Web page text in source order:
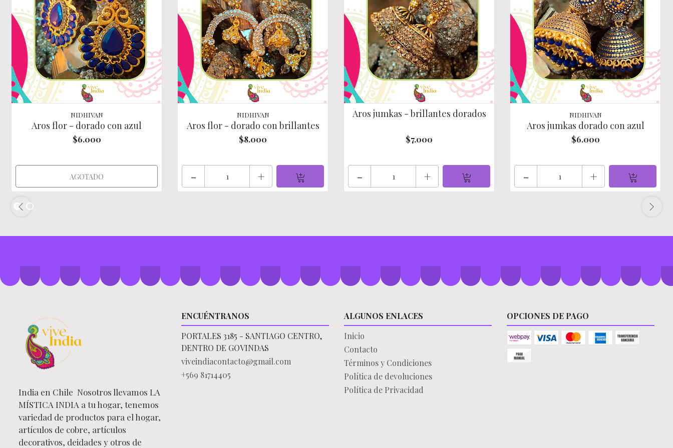
NIDHIVAN
Aros flor - dorado con azul
$6.000
AGOTADO
NIDHIVAN
Aros flor - dorado con brillantes
$8.000
- +
Aros jumkas - brillantes dorados
$7.000
- +
NIDHIVAN
Aros jumkas dorado con azul
$6.000
- +
India en Chile Nosotros llevamos LA
MÍSTICA INDIA a tu hogar, tenemos
variedad de productos para el hogar,
artículos de cobre, artículos
decorativos, deidades y otros de
ENCUÉNTRANOS
PORTALES 3185 - SANTIAGO CENTRO,
DENTRO DE GOVINDAS
viveindiacontacto@gmail.com
+569 81714405
ALGUNOS ENLACES
Inicio
Contacto
Términos y Condiciones
Política de devoluciones
Política de Privacidad
OPCIONES DE PAGO